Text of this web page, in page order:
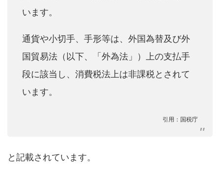
います。
通貨や小切手、手形等は、外国為替及び外
国貿易法（以下、「外為法」）上の支払手
段に該当し、消費税法上は非課税とされて
います。
引用：国税庁
と記載されています。